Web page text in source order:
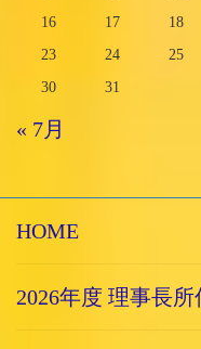
16
17 18
23
24 25
30
31
« 7月
HOME
2026年度 理事長所